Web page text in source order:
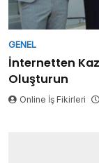
GENEL
İnternetten
Oluşturun
Online İş Fikirleri